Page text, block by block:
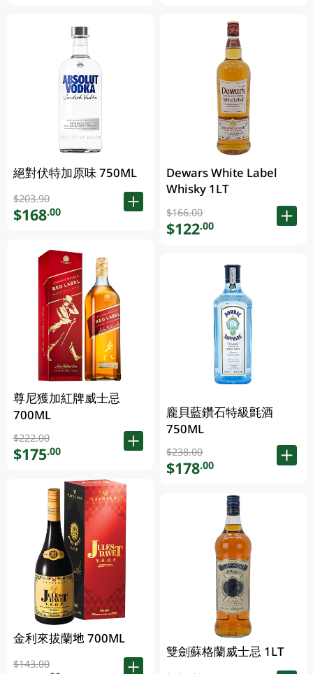
絕對伏特加原味 750ML
$203.90
$168.00
尊尼獲加紅牌威士忌
700ML
$222.00
$175.00
金利來拔蘭地 700ML
$143.00
Dewars White Label
Whisky 1LT
$166.00
$122.00
龐貝藍鑽石特級氈酒
750ML
$238.00
$178.00
雙劍蘇格蘭威士忌 1LT